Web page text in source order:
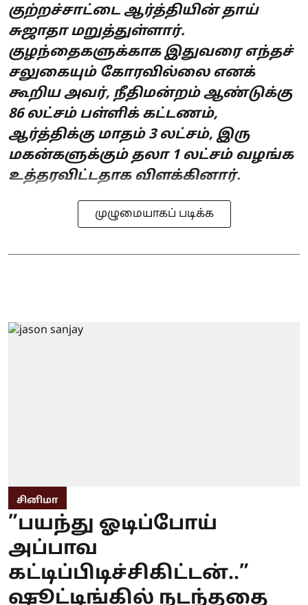
குற்றச்சாட்டை ஆர்த்தியின் தாய்
சுஜாதா மறுத்துள்ளார்.
குழந்தைகளுக்காக இதுவரை எந்தச்
சலுகையும் கோரவில்லை எனக்
கூறிய அவர், நீதிமன்றம் ஆண்டுக்கு
86 லட்சம் பள்ளிக் கட்டணம்,
ஆர்த்திக்கு மாதம் 3 லட்சம், இரு
மகன்களுக்கும் தலா 1 லட்சம் வழங்க
உத்தரவிட்டதாக விளக்கினார்.
முழுமையாகப் படிக்க
சினிமா
”பயந்து ஓடிப்போய்
அப்பாவ
கட்டிப்பிடிச்சிகிட்டன்..”
ஷூட்டிங்கில் நடந்ததை